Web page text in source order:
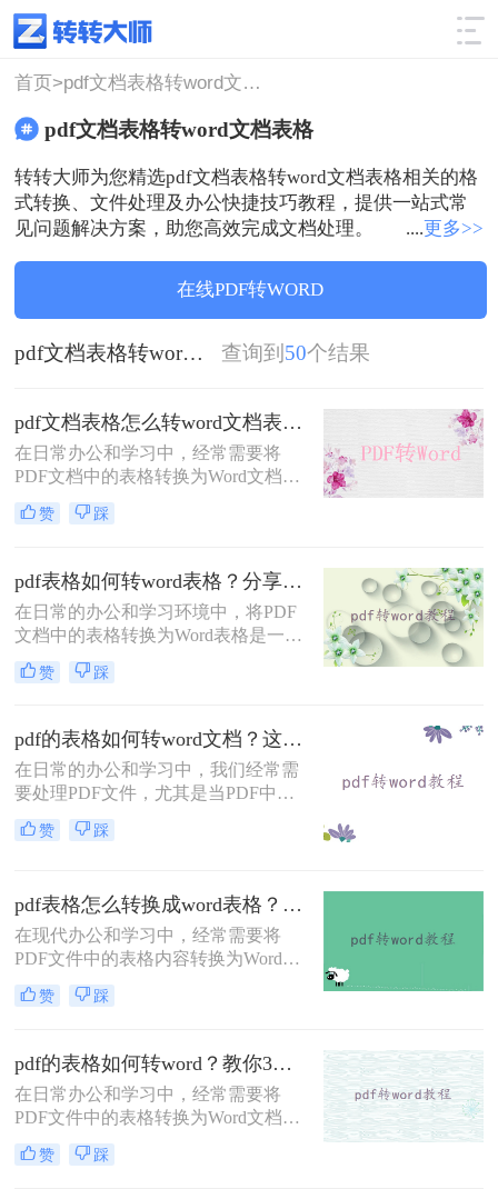
使用技巧 筛选
首页> pdf文档表格转word文档表格
pdf文档表格转word文档表格
转转大师为您精选pdf文档表格转word文档表格相关的格
式转换、文件处理及办公快捷技巧教程，提供一站式常
见问题解决方案，助您高效完成文档处理。
....更多>>
在线PDF转WORD
pdf文档表格转word文档表格 查询到 50个结果
pdf文档表格怎么转word文档表格？教你三种实用的转word方法！
在日常办公和学习中，经常需要将
PDF文档中的表格转换为Word文档表
格，以便于编辑、修改或进一步处
理。那么pdf文档表格怎么转word文档
转换方法，帮助你轻松实现PDF表格
到Word表格的转换。
赞 踩
pdf表格如何转word表格？分享四种有用且简单的转换方法
在日常的办公和学习环境中，将PDF
文档中的表格转换为Word表格是一项
常见且重要的任务。PDF（Portable
Document Format）因其格式固定、不
享和存档，但Word（Microsoft
Word）文档则因其强大的编辑功能而
更受用户青睐。那么pdf表格如何转
word表格呢？本文将深入探讨几种将
PDF表格转换为Word表格的有效方
法，并分析每种方法的优缺点及适用
赞 踩
pdf的表格如何转word文档？这4个方法你一定要学会！
在日常的办公和学习中，我们经常需
要处理PDF文件，尤其是当PDF中包
含有重要表格数据时，将其转换为可
编辑的Word文档格式，可以大大提升
详细介绍几种将PDF表格转换为Word
文档的有效方法，包括使用专业软
件、在线转换工具以及Microsoft Word
赞 踩
pdf表格怎么转换成word表格？这4种方法很常见！
在现代办公和学习中，经常需要将
PDF文件中的表格内容转换为Word表
格以便于编辑和修改。那么pdf表格怎
么转换成word表格呢？以下将详细介
有效方法，帮助用户高效完成转换工
作。
赞 踩
pdf的表格如何转word？教你3种值得收藏的转换方法!
在日常办公和学习中，经常需要将
PDF文件中的表格转换为Word文档以
便进行编辑和修改。虽然PDF格式以
其稳定性和不可编辑性著称，但通过
赞 踩